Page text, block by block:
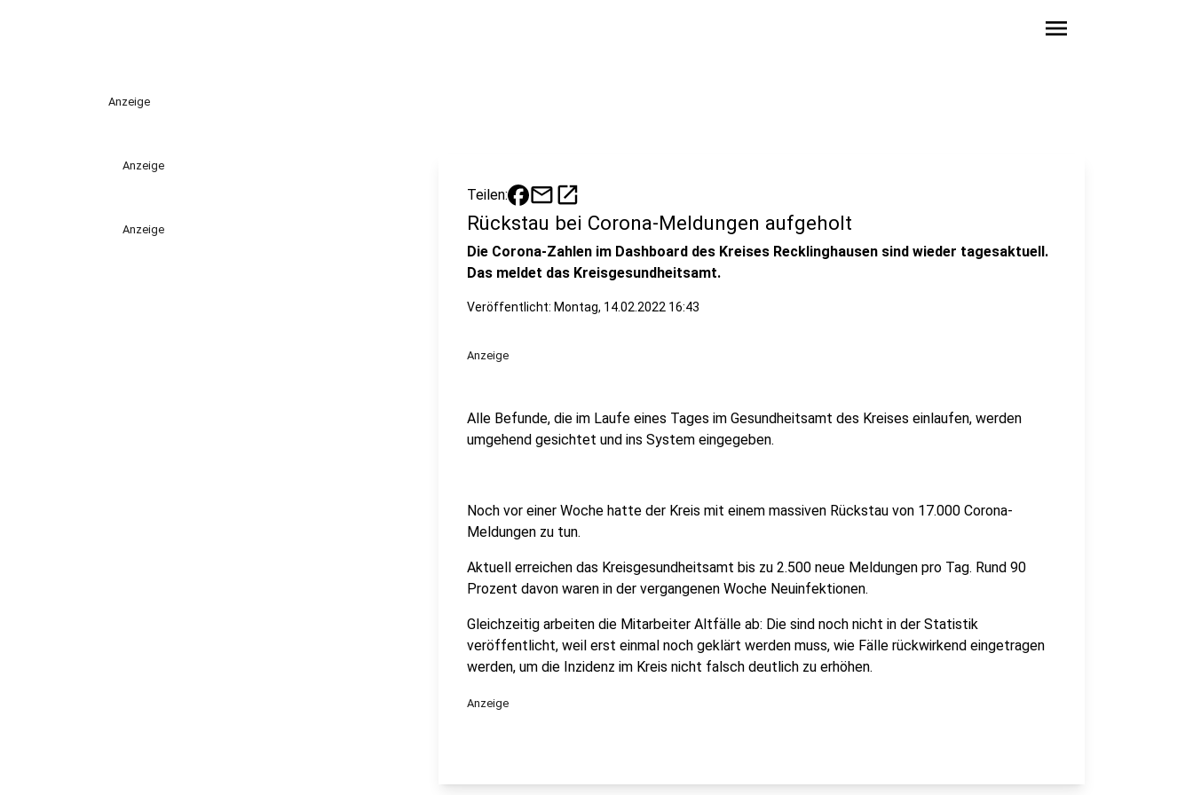
menu
Anzeige
Anzeige
Anzeige
Teilen: mailopen_in_new
Rückstau bei Corona-Meldungen aufgeholt
Die Corona-Zahlen im Dashboard des Kreises Recklinghausen sind wieder tagesaktuell.
Das meldet das Kreisgesundheitsamt.
Veröffentlicht: Montag, 14.02.2022 16:43
Anzeige
Alle Befunde, die im Laufe eines Tages im Gesundheitsamt des Kreises einlaufen, werden
umgehend gesichtet und ins System eingegeben.
Noch vor einer Woche hatte der Kreis mit einem massiven Rückstau von 17.000 Corona-
Meldungen zu tun.
Aktuell erreichen das Kreisgesundheitsamt bis zu 2.500 neue Meldungen pro Tag. Rund 90
Prozent davon waren in der vergangenen Woche Neuinfektionen.
Gleichzeitig arbeiten die Mitarbeiter Altfälle ab: Die sind noch nicht in der Statistik
veröffentlicht, weil erst einmal noch geklärt werden muss, wie Fälle rückwirkend eingetragen
werden, um die Inzidenz im Kreis nicht falsch deutlich zu erhöhen.
Anzeige